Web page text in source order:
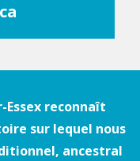
Essex reconnaît
sur lequel nous
ancestral